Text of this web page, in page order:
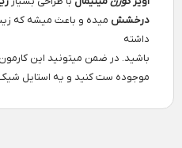
درخشش میده و باعث میشه که
داشته
باشید. در ضمن میتونید این
موجوده ست کنید و یه استایل